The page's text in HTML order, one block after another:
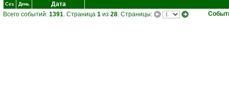
Сез. День
Дата
Всего событий: 1391. Страница 1 из 28. Страницы: